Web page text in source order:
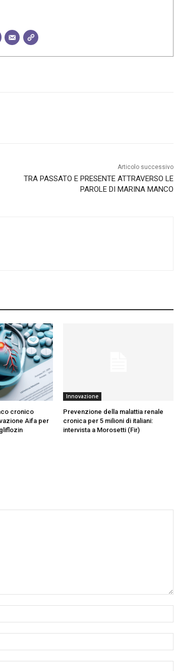
Articolo successivo
TRA PASSATO E PRESENTE ATTRAVERSO LE
PAROLE DI MARINA MANCO
cronico
Aifa per
Innovazione
Prevenzione della malattia renale
cronica per 5 milioni di italiani:
intervista a Morosetti (Fir)